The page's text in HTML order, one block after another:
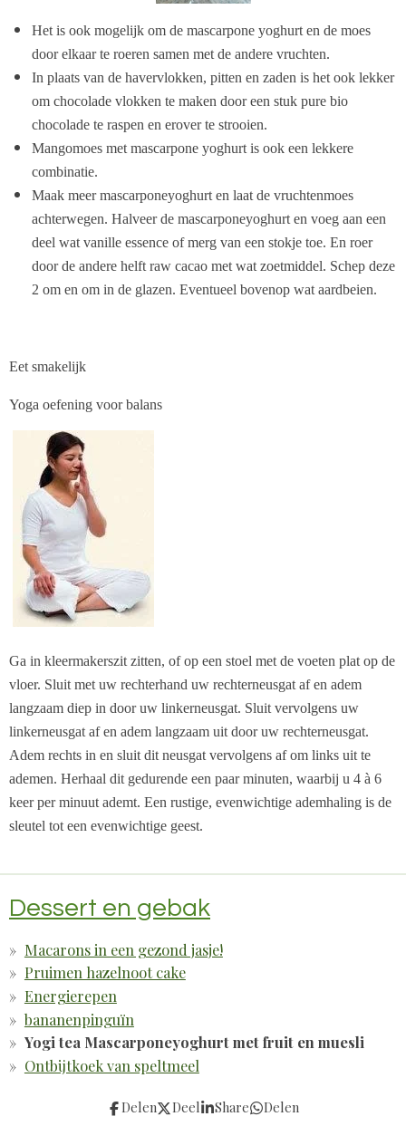
Het is ook mogelijk om de mascarpone yoghurt en de moes
door elkaar te roeren samen met de andere vruchten.
In plaats van de havervlokken, pitten en zaden is het ook lekker
om chocolade vlokken te maken door een stuk pure bio
chocolade te raspen en erover te strooien.
Mangomoes met mascarpone yoghurt is ook een lekkere
combinatie.
Maak meer mascarponeyoghurt en laat de vruchtenmoes
achterwegen. Halveer de mascarponeyoghurt en voeg aan een
deel wat vanille essence of merg van een stokje toe. En roer
door de andere helft raw cacao met wat zoetmiddel. Schep deze
2 om en om in de glazen. Eventueel bovenop wat aardbeien.
Eet smakelijk
Yoga oefening voor balans
Ga in kleermakerszit zitten, of op een stoel met de voeten plat op de
vloer. Sluit met uw rechterhand uw rechterneusgat af en adem
langzaam diep in door uw linkerneusgat. Sluit vervolgens uw
linkerneusgat af en adem langzaam uit door uw rechterneusgat.
Adem rechts in en sluit dit neusgat vervolgens af om links uit te
ademen. Herhaal dit gedurende een paar minuten, waarbij u 4 à 6
keer per minuut ademt. Een rustige, evenwichtige ademhaling is de
sleutel tot een evenwichtige geest.
Dessert en gebak
Macarons in een gezond jasje!
Pruimen hazelnoot cake
Energierepen
bananenpinguïn
Yogi tea Mascarponeyoghurt met fruit en muesli
Ontbijtkoek van speltmeel
Delen Deel Share Delen